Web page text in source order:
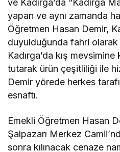
yapan ve aynı zamanda
Öğretmen Hasan Demir,
duyulduğunda fahri olarak
Kadırga’da kış mevsimine
tutarak ürün çeşitliliği ile
Demir yörede herkes
esnaftı.
Emekli Öğretmen Hasan
Şalpazarı Merkez
sonra kılınacak cenaze